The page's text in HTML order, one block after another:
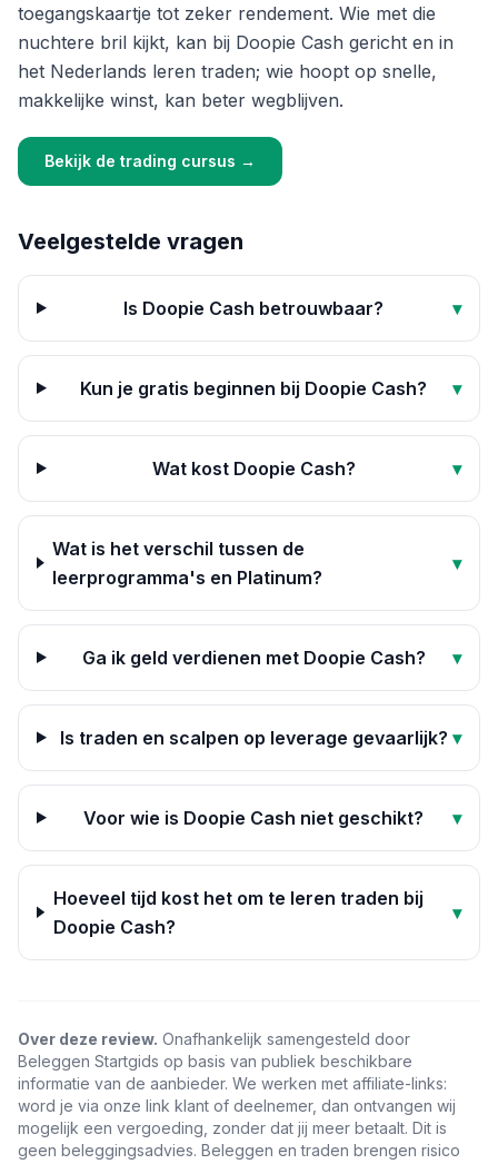
toegangskaartje tot zeker rendement. Wie met die
nuchtere bril kijkt, kan bij Doopie Cash gericht en in
het Nederlands leren traden; wie hoopt op snelle,
makkelijke winst, kan beter wegblijven.
Bekijk de trading cursus →
Veelgestelde vragen
Is Doopie Cash betrouwbaar? ▾
Kun je gratis beginnen bij Doopie Cash? ▾
Wat kost Doopie Cash? ▾
Wat is het verschil tussen de
leerprogramma's en Platinum?
▾
Ga ik geld verdienen met Doopie Cash? ▾
Is traden en scalpen op leverage gevaarlijk? ▾
Voor wie is Doopie Cash niet geschikt? ▾
Hoeveel tijd kost het om te leren traden bij
Doopie Cash?
▾
Over deze review. Onafhankelijk samengesteld door
Beleggen Startgids op basis van publiek beschikbare
informatie van de aanbieder. We werken met affiliate-links:
word je via onze link klant of deelnemer, dan ontvangen wij
mogelijk een vergoeding, zonder dat jij meer betaalt. Dit is
geen beleggingsadvies. Beleggen en traden brengen risico